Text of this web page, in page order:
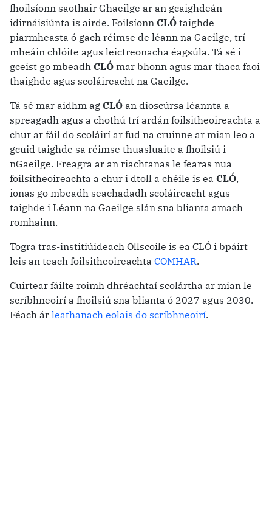
fhoilsíonn saothair Ghaeilge ar an gcaighdeán
idirnáisiúnta is airde. Foilsíonn CLÓ taighde
piarmheasta ó gach réimse de léann na Gaeilge, trí
mheáin chlóite agus leictreonacha éagsúla. Tá sé i
gceist go mbeadh CLÓ mar bhonn agus mar thaca faoi
thaighde agus scoláireacht na Gaeilge.
Tá sé mar aidhm ag CLÓ an dioscúrsa léannta a
spreagadh agus a chothú trí ardán foilsitheoireachta a
chur ar fáil do scoláirí ar fud na cruinne ar mian leo a
gcuid taighde sa réimse thuasluaite a fhoilsiú i
nGaeilge. Freagra ar an riachtanas le fearas nua
foilsitheoireachta a chur i dtoll a chéile is ea CLÓ,
ionas go mbeadh seachadadh scoláireacht agus
taighde i Léann na Gaeilge slán sna blianta amach
romhainn.
Togra tras-institiúideach Ollscoile is ea CLÓ i bpáirt
leis an teach foilsitheoireachta COMHAR.
Cuirtear fáilte roimh dhréachtaí scolártha ar mian le
scríbhneoirí a fhoilsiú sna blianta ó 2027 agus 2030.
Féach ár leathanach eolais do scríbhneoirí.